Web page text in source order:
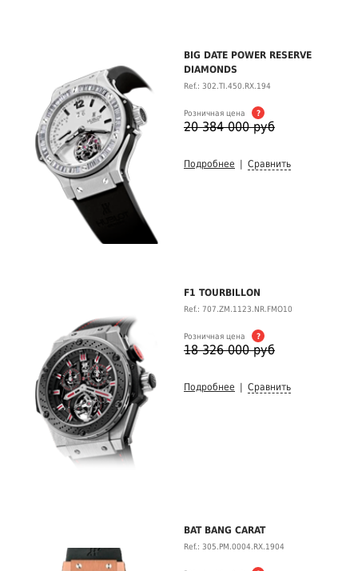
BIG DATE POWER RESERVE
DIAMONDS
Ref.: 302.TI.450.RX.194
Розничная цена ?
20 384 000 руб
Подробнее Сравнить
F1 TOURBILLON
Ref.: 707.ZM.1123.NR.FMO10
Розничная цена ?
18 326 000 руб
Подробнее Сравнить
BAT BANG CARAT
Ref.: 305.PM.0004.RX.1904